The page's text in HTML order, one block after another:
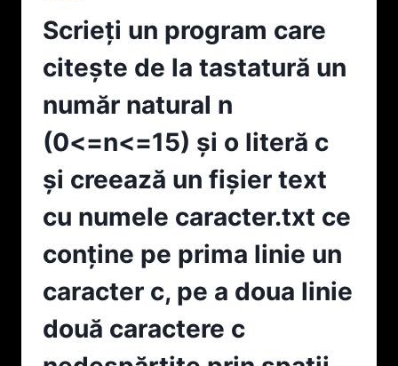
CE
APARE
DE
EXACT
N
ORI.
PROGRAMUL
AFIŞEAZĂ
PE
ECRAN
MESAJUL
„DA”
ÎN
CAZUL
ÎN
CARE
EXISTĂ
CEL
PUȚIN
SCRISE
CU
LITERE
MICI,
UN
CUVÂNT
PE
FIECARE
LINIE.
SCRIEȚI
UN
CARE
AFIŞEZE
CARE
APARE
Scrieți un program care
citeşte de la tastatură un
număr natural n
(0<=n<=15) şi o literă c
şi creează un fişier text
cu numele caracter.txt ce
conține pe prima linie un
caracter c, pe a doua linie
două caractere c